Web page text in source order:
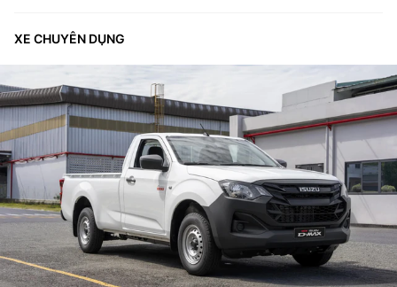
XE CHUYÊN DỤNG